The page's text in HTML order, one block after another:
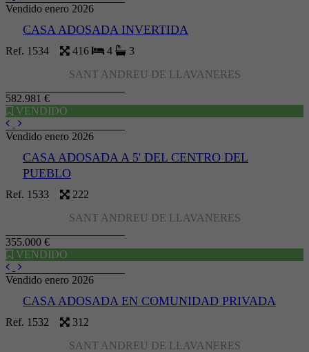
Vendido enero 2026
CASA ADOSADA INVERTIDA
Ref. 1534 416 4 3
SANT ANDREU DE LLAVANERES
582.981 €
VENDIDO
Vendido enero 2026
CASA ADOSADA A 5' DEL CENTRO DEL
PUEBLO
Ref. 1533 222
SANT ANDREU DE LLAVANERES
355.000 €
VENDIDO
Vendido enero 2026
CASA ADOSADA EN COMUNIDAD PRIVADA
Ref. 1532 312
SANT ANDREU DE LLAVANERES